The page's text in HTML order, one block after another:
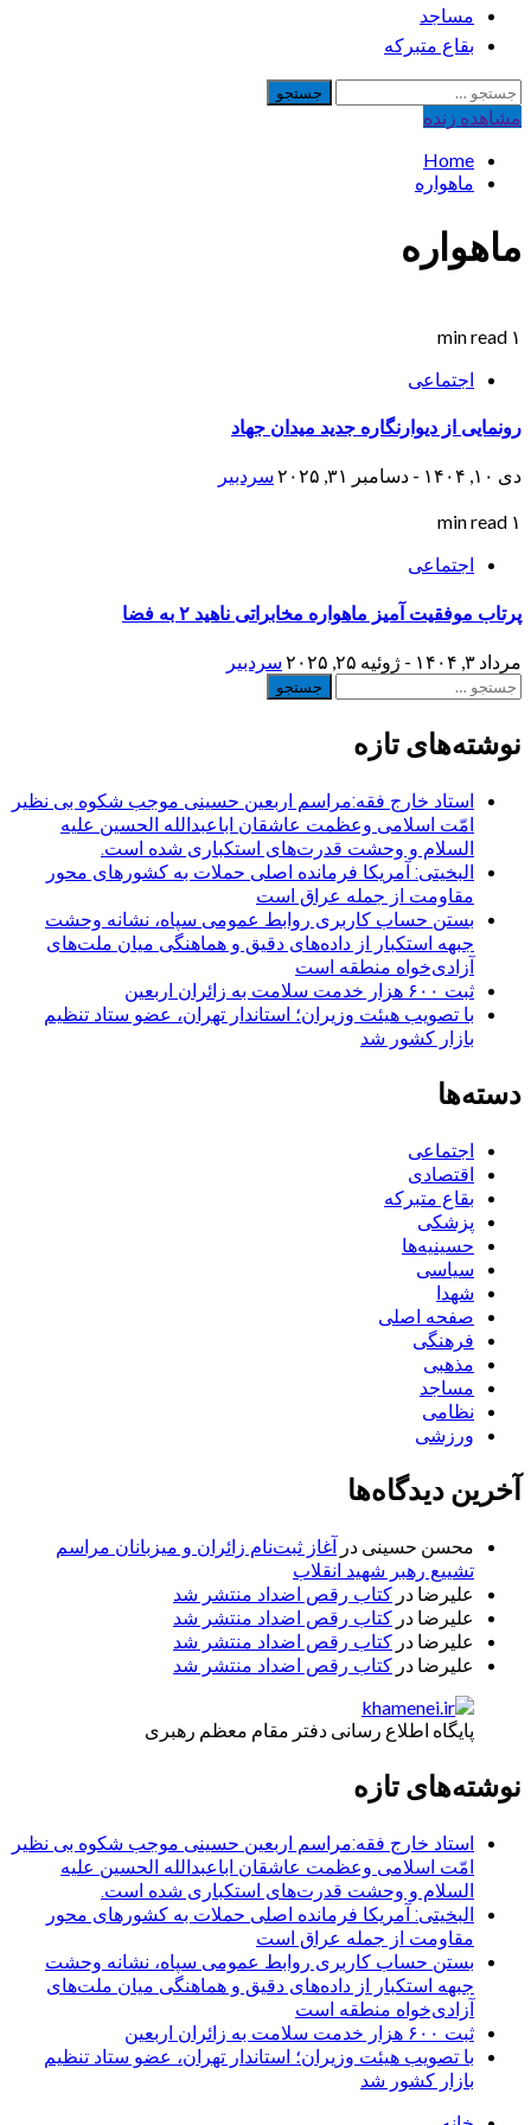
مساجد
بقاع متبرکه
جستجو
برای:
مشاهده‌ زنده
Home
ماهواره
ماهواره
۱ min read
اجتماعی
رونمایی از دیوارنگاره جدید میدان جهاد
دی ۱۰, ۱۴۰۴ - دسامبر ۳۱, ۲۰۲۵ سردبیر
۱ min read
اجتماعی
پرتاب موفقیت آمیز ماهواره مخابراتی ناهید ۲ به فضا
مرداد ۳, ۱۴۰۴ - ژوئیه ۲۵, ۲۰۲۵
سردبیر
جستجو
برای:
نوشته‌های تازه
استاد خارج فقه:مراسم اربعین حسینی موجب شکوه بی نظیر
امّت اسلامی وعظمت عاشقان اباعبدالله الحسین علیه
السلام و وحشت قدرت‌های استکباری شده است.
البخیتی: آمریکا فرمانده اصلی حملات به کشورهای محور
مقاومت از جمله عراق است
بستن حساب کاربری روابط عمومی سپاه، نشانه‌ وحشت
جبهه استکبار از داده‌های دقیق و هماهنگی میان ملت‌های
آزادی‌خواه منطقه است
ثبت ۶۰۰ هزار خدمت سلامت به زائران اربعین
با تصویب هیئت وزیران؛ استاندار تهران، عضو ستاد تنظیم
بازار کشور شد
دسته‌ها
اجتماعی
اقتصادی
بقاع متبرکه
پزشکی
حسینیه‌ها
سیاسی
شهدا
صفحه اصلی
فرهنگی
مذهبی
مساجد
نظامی
ورزشی
آخرین دیدگاه‌ها
محسن حسینی در
آغاز ثبت‌نام زائران و میزبانان مراسم
تشییع رهبر شهید انقلاب
علیرضا در کتاب رقص اضداد منتشر شد
علیرضا در کتاب رقص اضداد منتشر شد
علیرضا در کتاب رقص اضداد منتشر شد
علیرضا در کتاب رقص اضداد منتشر شد
پایگاه اطلاع رسانی دفتر مقام معظم رهبری
نوشته‌های تازه
استاد خارج فقه:مراسم اربعین حسینی موجب شکوه بی نظیر
امّت اسلامی وعظمت عاشقان اباعبدالله الحسین علیه
السلام و وحشت قدرت‌های استکباری شده است.
البخیتی: آمریکا فرمانده اصلی حملات به کشورهای محور
مقاومت از جمله عراق است
بستن حساب کاربری روابط عمومی سپاه، نشانه‌ وحشت
جبهه استکبار از داده‌های دقیق و هماهنگی میان ملت‌های
آزادی‌خواه منطقه است
ثبت ۶۰۰ هزار خدمت سلامت به زائران اربعین
با تصویب هیئت وزیران؛ استاندار تهران، عضو ستاد تنظیم
بازار کشور شد